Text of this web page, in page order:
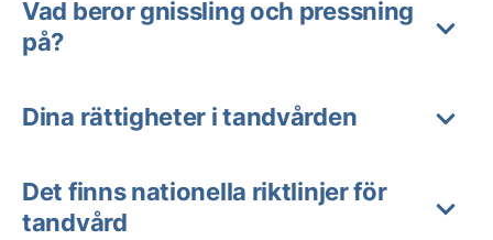
Vad beror gnissling och pressning
på?
Dina rättigheter i tandvården
Det finns nationella riktlinjer för
tandvård